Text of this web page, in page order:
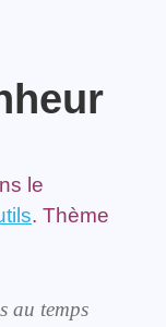
le
. Thème
au temps